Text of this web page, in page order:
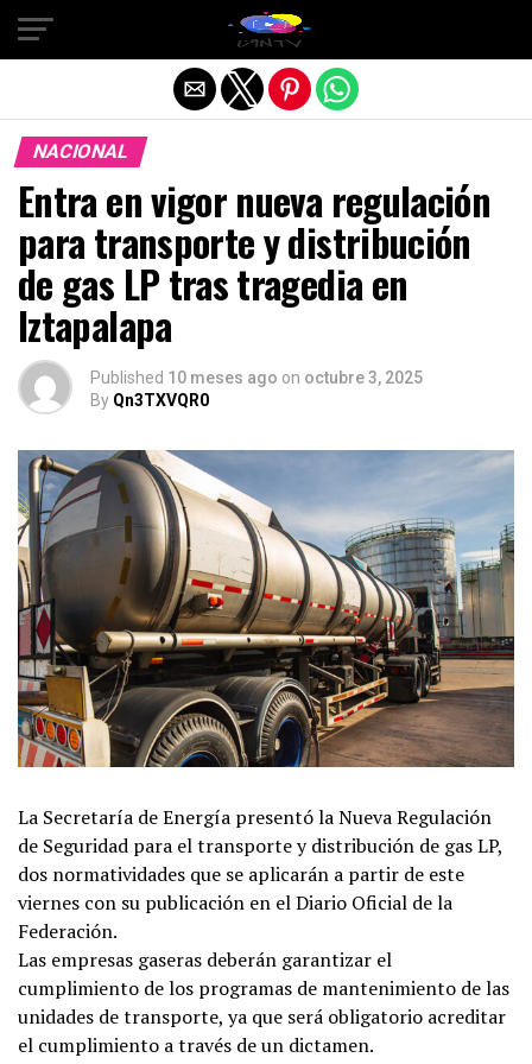
NACIONAL
Entra en vigor nueva regulación
para transporte y distribución
de gas LP tras tragedia en
Iztapalapa
Published 10 meses ago on octubre 3, 2025
By Qn3TXVQR0
La Secretaría de Energía presentó la Nueva Regulación
de Seguridad para el transporte y distribución de gas LP,
dos normatividades que se aplicarán a partir de este
viernes con su publicación en el Diario Oficial de la
Federación.
Las empresas gaseras deberán garantizar el
cumplimiento de los programas de mantenimiento de las
unidades de transporte, ya que será obligatorio acreditar
el cumplimiento a través de un dictamen.
Salir de la versión móvil